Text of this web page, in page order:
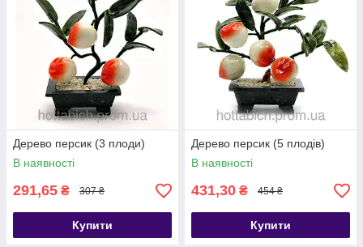
Дерево персик (3 плоди)
В наявності
291,65 ₴ 307 ₴
Купити
Дерево персик (5 плодів)
В наявності
431,30 ₴ 454 ₴
Купити